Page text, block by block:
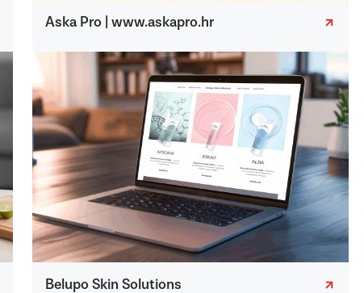
Aska Pro | www.askapro.hr
Belupo Skin Solutions